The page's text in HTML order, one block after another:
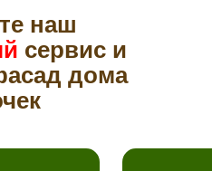
наш
сервис и
дома